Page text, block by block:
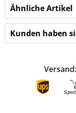
Ähnliche Artikel
Kunden haben
Versand: